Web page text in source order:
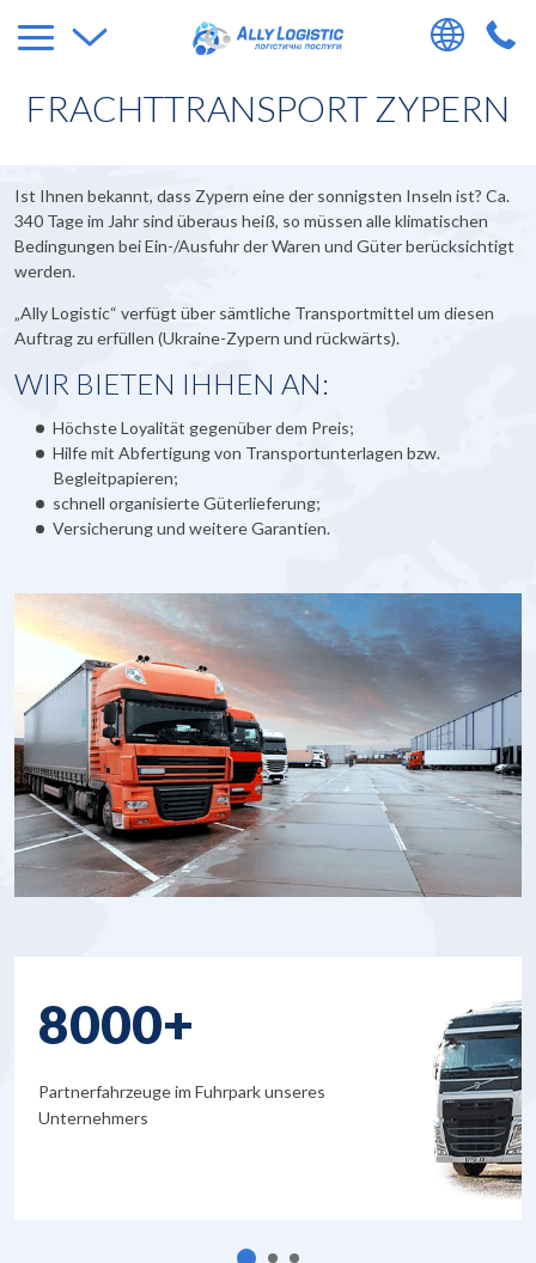
FRACHTTRANSPORT ZYPERN
Ist Ihnen bekannt, dass Zypern eine der sonnigsten Inseln ist? Ca.
340 Tage im Jahr sind überaus heiß, so müssen alle klimatischen
Bedingungen bei Ein-/Ausfuhr der Waren und Güter berücksichtigt
werden.
„Ally Logistic“ verfügt über sämtliche Transportmittel um diesen
Auftrag zu erfüllen (Ukraine-Zypern und rückwärts).
WIR BIETEN IHHEN AN:
Höchste Loyalität gegenüber dem Preis;
Hilfe mit Abfertigung von Transportunterlagen bzw.
Begleitpapieren;
schnell organisierte Güterlieferung;
Versicherung und weitere Garantien.
8000+
Partnerfahrzeuge im Fuhrpark unseres
Unternehmers